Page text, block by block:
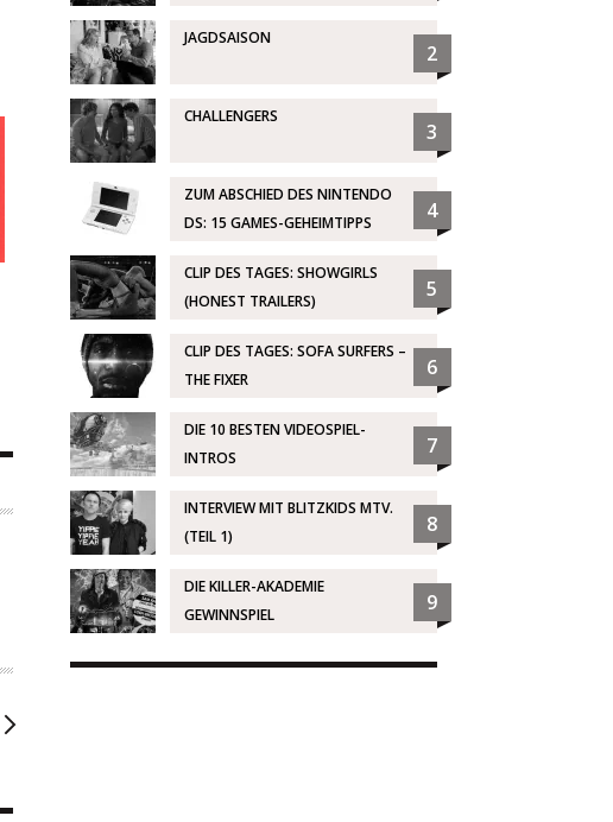
JAGDSAISON
2
CHALLENGERS
3
ZUM ABSCHIED DES NINTENDO
DS: 15 GAMES-GEHEIMTIPPS
4
CLIP DES TAGES: SHOWGIRLS
(HONEST TRAILERS)
5
CLIP DES TAGES: SOFA SURFERS –
THE FIXER
6
DIE 10 BESTEN VIDEOSPIEL-
INTROS
7
INTERVIEW MIT BLITZKIDS MTV.
(TEIL 1)
8
DIE KILLER-AKADEMIE
GEWINNSPIEL
9